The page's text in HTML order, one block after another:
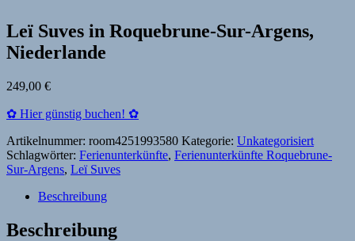
Leï Suves in Roquebrune-Sur-Argens,
Niederlande
249,00 €
✿ Hier günstig buchen! ✿
Artikelnummer: room4251993580 Kategorie: Unkategorisiert
Schlagwörter: Ferienunterkünfte, Ferienunterkünfte Roquebrune-
Sur-Argens, Leï Suves
Beschreibung
Beschreibung